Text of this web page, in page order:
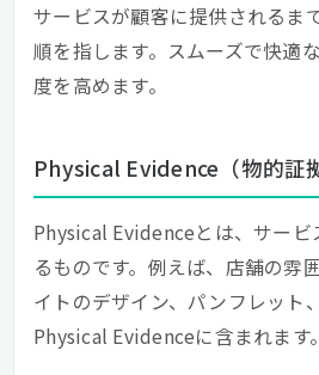
サービスが顧客に提供されるま
順を指します。スムーズで快適
度を高めます。
Physical Evidence（物的証
Physical Evidenceとは、サービ
るものです。例えば、店舗の雰
イトのデザイン、パンフレット
Physical Evidenceに含まれます。